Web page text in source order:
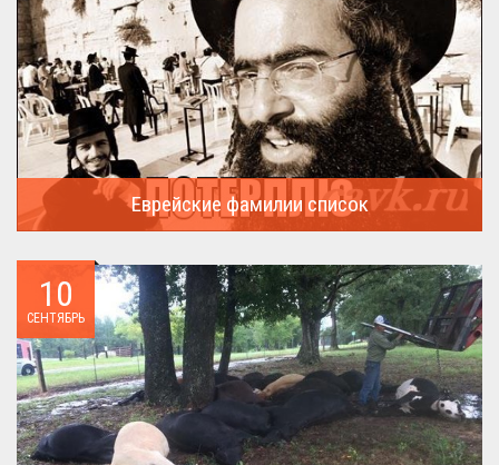
Еврейские фамилии список
10
СЕНТЯБРЬ